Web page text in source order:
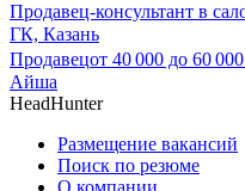
Продавец-консультант в
ГК, Казань
Продавецот 40 000 до 60 000
Айша
HeadHunter
Размещение вакансий
Поиск по резюме